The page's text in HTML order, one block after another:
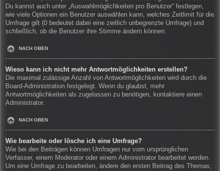
Du kannst auch unter „Auswahlmöglichkeiten pro Benutzer“ festlegen,
wie viele Optionen ein Benutzer auswählen kann, welches Zeitlimit für die
Umfrage gilt (0 bedeutet dabei eine zeitlich unbegrenzte Umfrage) und
schließlich, ob die Benutzer ihre Stimme ändern können.
NACH OBEN
Wieso kann ich nicht mehr Antwortmöglichkeiten erstellen?
Die maximal zulässige Anzahl von Antwortmöglichkeiten wird durch die
Board-Administration festgelegt. Wenn du glaubst, mehr
Antwortmöglichkeiten als zugelassen zu benötigen, kontaktiere einen
Administrator.
NACH OBEN
Wie bearbeite oder lösche ich eine Umfrage?
Wie bei den Beiträgen können Umfragen nur vom ursprünglichen
Verfasser, einem Moderator oder einem Administrator bearbeitet werden.
Um eine Umfrage zu bearbeiten, ändere den ersten Beitrag des Themas;